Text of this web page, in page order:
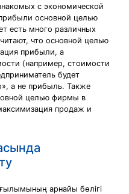
с экономической
основной целью
есть много различных
что основной целью
прибыли, а
(например, стоимости
будет
а не прибыль. Также
целью фирмы в
продаж и
арнайы бөлігі